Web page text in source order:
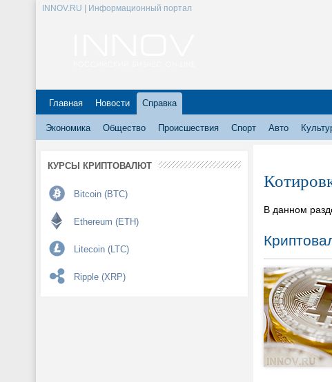
INNOV.RU | Информационный портал
Главная Новости Справка
Экономика Общество Происшествия Спорт Авто
КУРСЫ КРИПТОВАЛЮТ
Bitcoin (BTC)
Ethereum (ETH)
Litecoin (LTC)
Ripple (XRP)
В данном